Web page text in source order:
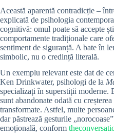
Această aparentă contradicție –
explicată de psihologia
cognitivă: omul poate să accepte
comportamente tradiționale care
sentiment de siguranță. A bate în
simbolic, nu o credință literală.
Un exemplu relevant este dat de
Ken Drinkwater, psihologi de la
specializați în superstiții moderne.
sunt abandonate odată cu
transformate. Astfel, multe
dar păstrează gesturile
emoțională, conform